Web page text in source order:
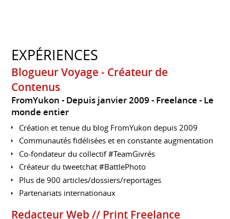
EXPÉRIENCES
Blogueur Voyage - Créateur de
Contenus
FromYukon Depuis janvier 2009 Freelance
Le
monde entier
Création et tenue du blog FromYukon depuis 2009
Communautés fidélisées et en constante augmentation
Co-fondateur du collectif #TeamGivrés
Créateur du tweetchat #BattlePhoto
Plus de 900 articles/dossiers/reportages
Partenariats internationaux
Redacteur Web // Print Freelance